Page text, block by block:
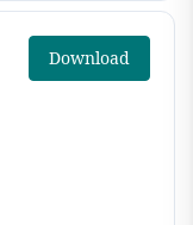
Download